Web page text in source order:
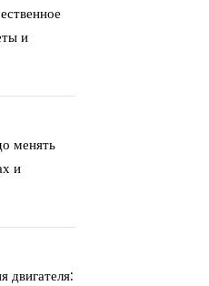
и
менять
и
двигателя: